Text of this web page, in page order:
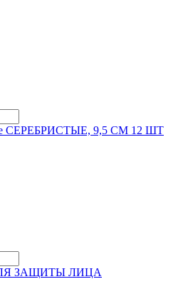
СЕРЕБРИСТЫЕ, 9,5 СМ 12 ШТ
ЗАЩИТЫ ЛИЦА